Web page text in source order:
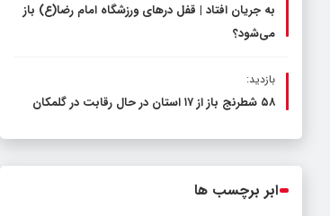
به جریان افتاد | قفل در‌های ورزشگاه امام رضا(ع) باز
می‌شود؟
بازدید:
۵۸ شطرنج‌ باز از ۱۷ استان در حال رقابت در گلمکان
ابر برچسب ها